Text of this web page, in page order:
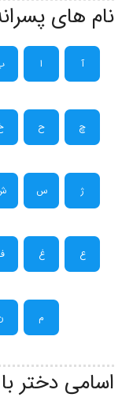
نام های
آ ا
چ ح
ژ س
ع غ
م
اسامی دختر